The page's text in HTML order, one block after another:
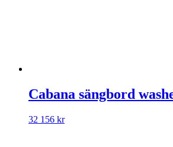
Cabana sängbord
32 156 kr